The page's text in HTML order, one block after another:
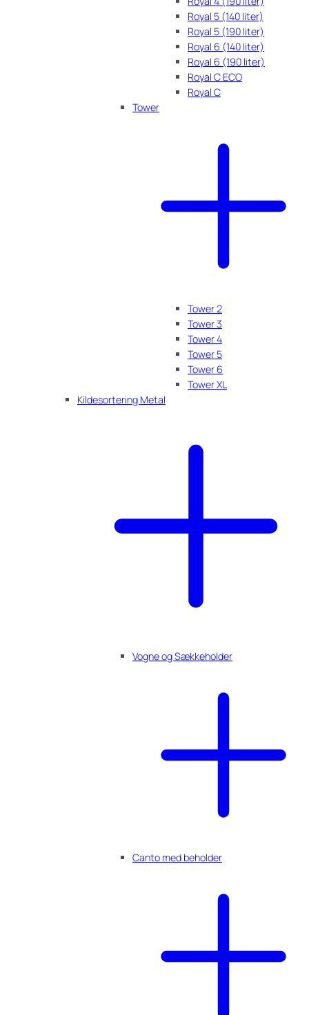
Royal 5 (140 liter)
Royal 5 (190 liter)
Royal 6 (140 liter)
Royal 6 (190 liter)
Royal C ECO
Royal C
Tower
Tower 2
Tower 3
Tower 4
Tower 5
Tower 6
Tower XL
Kildesortering Metal
Vogne og Sækkeholder
Canto med beholder